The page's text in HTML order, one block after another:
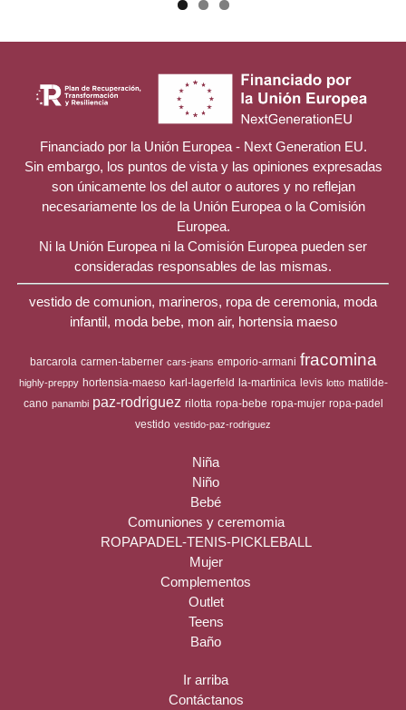
Financiado por la Unión Europea - Next Generation EU.
Sin embargo, los puntos de vista y las opiniones expresadas
son únicamente los del autor o autores y no reflejan
necesariamente los de la Unión Europea o la Comisión
Europea.
Ni la Unión Europea ni la Comisión Europea pueden ser
consideradas responsables de las mismas.
vestido de comunion, marineros, ropa de ceremonia, moda
infantil, moda bebe, mon air, hortensia maeso
barcarola carmen-taberner cars-jeans emporio-armani fracomina
highly-preppy hortensia-maeso karl-lagerfeld la-martinica levis lotto matilde-
cano panambi paz-rodriguez rilotta ropa-bebe ropa-mujer ropa-padel
vestido vestido-paz-rodriguez
Niña
Niño
Bebé
Comuniones y ceremomia
ROPAPADEL-TENIS-PICKLEBALL
Mujer
Complementos
Outlet
Teens
Baño
Ir arriba
Contáctanos